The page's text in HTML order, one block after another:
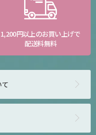
1,200円以上のお買い上げで
配送料無料
て